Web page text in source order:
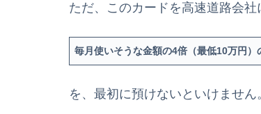
ただ、このカードを高速道路会社
毎月使いそうな金額の4倍（最低10万円）
を、最初に預けないといけません